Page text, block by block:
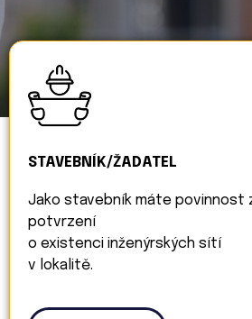
STAVEBNÍK/ŽADATEL
Jako stavebník máte povinnost
potvrzení
o existenci inženýrských sítí
v lokalitě.